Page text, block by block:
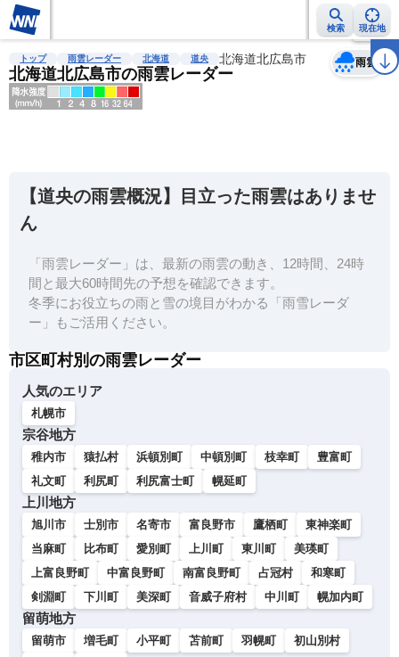
検索 現在地
雨雲レーダー 台風情報 地震情報 警報・注意報 2週間天気 ラ
トップ 雨雲レーダー 北海道 道央 北海道北広島市
北海道北広島市の雨雲レーダー
雨雲
天気 台風
【道央の雨雲概況】目立った雨雲はありませ
ん
「雨雲レーダー」は、最新の雨雲の動き、12時間、24時
間と最大60時間先の予想を確認できます。
冬季にお役立ちの雨と雪の境目がわかる「雨雪レーダ
ー」もご活用ください。
市区町村別の雨雲レーダー
人気のエリア
札幌市
宗谷地方
稚内市 猿払村 浜頓別町 中頓別町 枝幸町
豊富町
礼文町
利尻町 利尻富士町 幌延町
上川地方
旭川市 士別市 名寄市 富良野市 鷹栖町
東神楽町
当麻町
比布町 愛別町 上川町 東川町
美瑛町
上富良野町
中富良野町 南富良野町 占冠村
和寒町
剣淵町
下川町 美深町 音威子府村 中川町 幌加内町
留萌地方
留萌市 増毛町 小平町 苫前町 羽幌町
初山別村